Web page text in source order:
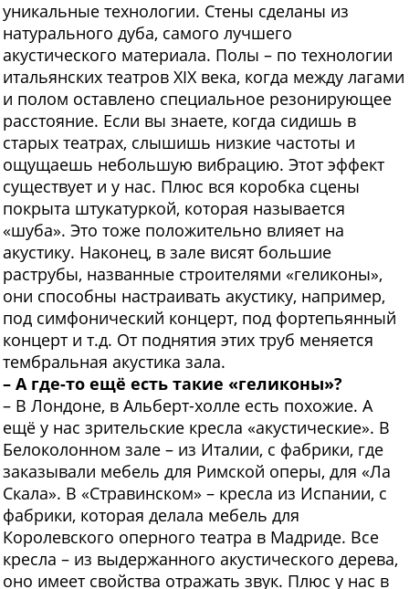
уникальные технологии. Стены сделаны из
натурального дуба, самого лучшего
акустического материала. Полы – по технологии
итальянских театров XIX века, когда между лагами
и полом оставлено специальное резонирующее
расстояние. Если вы знаете, когда сидишь в
старых театрах, слышишь низкие частоты и
ощущаешь небольшую вибрацию. Этот эффект
существует и у нас. Плюс вся коробка сцены
покрыта штукатуркой, которая называется
«шуба». Это тоже положительно влияет на
акустику. Наконец, в зале висят большие
раструбы, названные строителями «геликоны»,
они способны настраивать акустику, например,
под симфонический концерт, под фортепьянный
концерт и т.д. От поднятия этих труб меняется
тембральная акустика зала.
– А где-то ещё есть такие «геликоны»?
– В Лондоне, в Альберт-холле есть похожие. А
ещё у нас зрительские кресла «акустические». В
Белоколонном зале – из Италии, с фабрики, где
заказывали мебель для Римской оперы, для «Ла
Скала». В «Стравинском» – кресла из Испании, с
фабрики, которая делала мебель для
Королевского оперного театра в Мадриде. Все
кресла – из выдержанного акустического дерева,
оно имеет свойства отражать звук. Плюс у нас в